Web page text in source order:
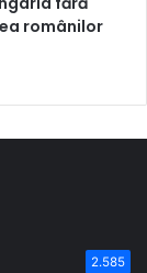
românilor
2.585